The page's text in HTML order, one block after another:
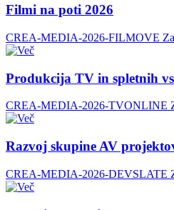
Filmi na poti 2026
CREA-MEDIA-2026-FILMOVE
Produkcija TV in spletnih
CREA-MEDIA-2026-TVONLINE
Razvoj skupine AV
CREA-MEDIA-2026-DEVSLATE